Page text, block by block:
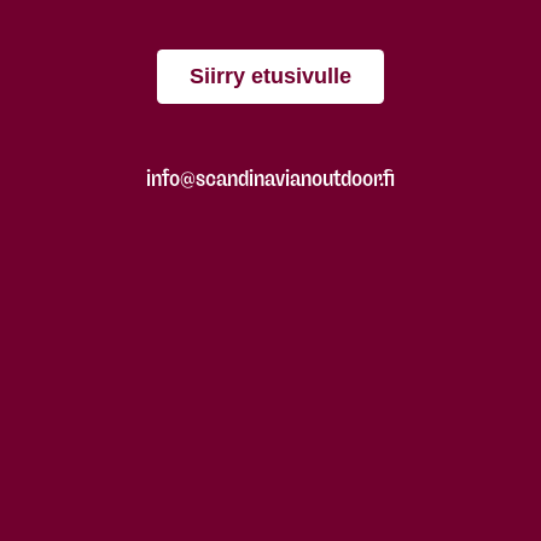
Siirry etusivulle
info@scandinavianoutdoor.fi